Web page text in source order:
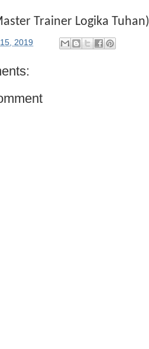
Trainer Logika Tuhan)
2019